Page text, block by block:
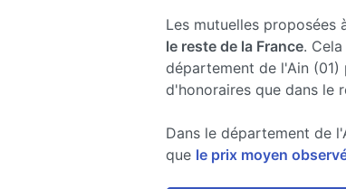
Les mutuelles proposées
le reste de la France.
département de l'Ain (01)
d'honoraires que dans le
Dans le département de
que le prix moyen